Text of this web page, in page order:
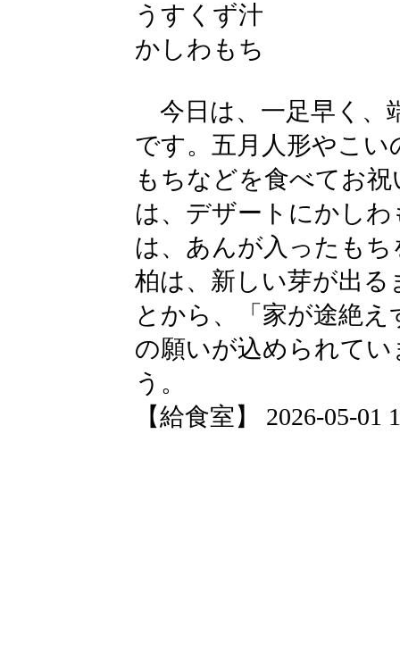
うすくず汁
かしわもち
今日は、一足早く、
です。五月人形やこ
もちなどを食べてお
は、デザートにかし
は、あんが入ったも
柏は、新しい芽が出
とから、「家が途絶
の願いが込められて
う。
【給食室】 2026-05-01